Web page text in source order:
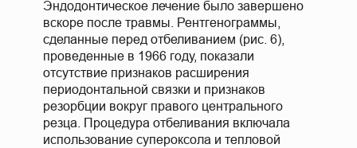
Эндодонтическое лечение было завершено
вскоре после травмы. Рентгенограммы,
сделанные перед отбеливанием (рис. 6),
проведенные в 1966 году, показали
отсутствие признаков расширения
периодонтальной связки и признаков
резорбции вокруг правого центрального
резца. Процедура отбеливания включала
использование супероксола и тепловой